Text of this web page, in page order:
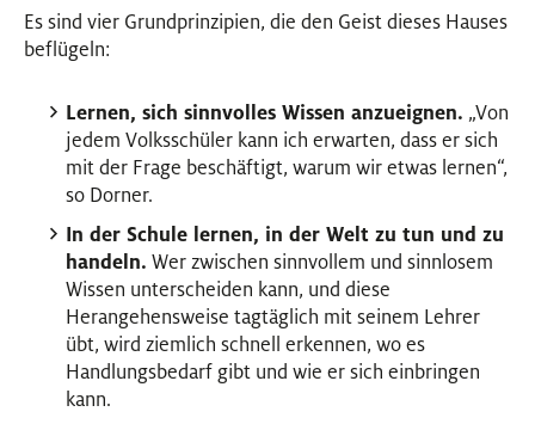
Es sind vier Grundprinzipien, die den Geist dieses Hauses
beflügeln:
Lernen, sich sinnvolles Wissen anzueignen. „Von
jedem Volksschüler kann ich erwarten, dass er sich
mit der Frage beschäftigt, warum wir etwas lernen“,
so Dorner.
In der Schule lernen, in der Welt zu tun und zu
handeln. Wer zwischen sinnvollem und sinnlosem
Wissen unterscheiden kann, und diese
Herangehensweise tagtäglich mit seinem Lehrer
übt, wird ziemlich schnell erkennen, wo es
Handlungsbedarf gibt und wie er sich einbringen
kann.